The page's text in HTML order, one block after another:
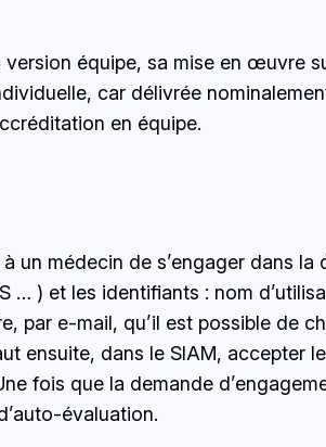
équipe, sa mise en œuvre
car délivrée
en équipe.
un médecin de s’engager dans
… ) et les identifiants : nom
par e-mail, qu’il est possible de
ensuite, dans le SIAM, accepter
fois que la demande
évaluation.